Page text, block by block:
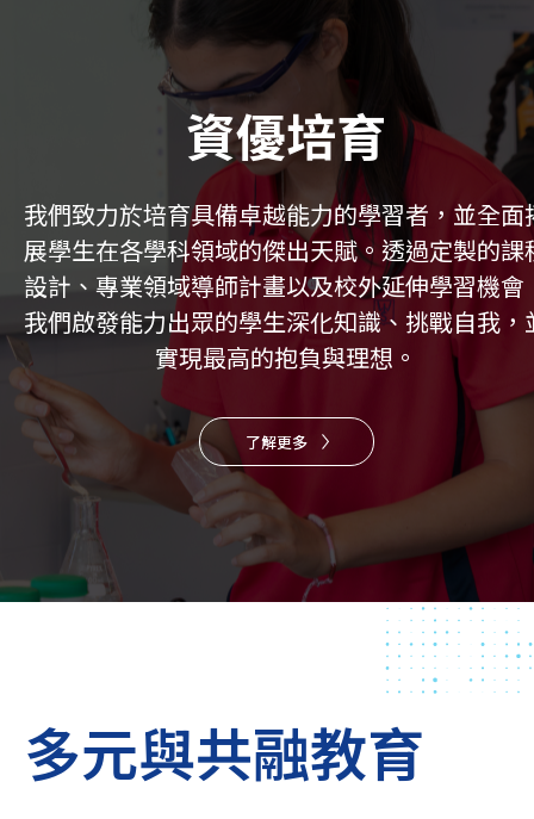
資優培育
我們致力於培育具備卓越能力的學習者，並全面
展學生在各學科領域的傑出天賦。透過定製的課
設計、專業領域導師計畫以及校外延伸學習機會
我們啟發能力出眾的學生深化知識、挑戰自我，
實現最高的抱負與理想。
了解更多
多元與共融教育